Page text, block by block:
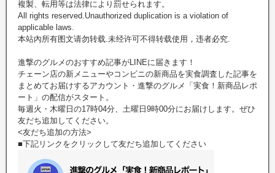
複製、転用等は法律により罰せられます。
All rights reserved.Unauthorized duplication is a violation of
applicable laws.
本站內所有图文请勿转载.未经许可不得转载使用，违者必究.
進撃のグルメのおすすめ記事がLINEに届きます！
チェーン店の新メニューやコンビニの新商品を実食調査した記事を
まとめてお届けするアカウント・進撃のグルメ「実食！新商品レポ
ート」の配信がスタート。
毎週火・木曜日の17時04分、土曜日9時00分にお届けします。ぜひ
友だち追加してください。
<友だち追加の方法>
■下記リンクをクリックして友だち追加してください